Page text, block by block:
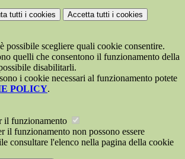
tutti i cookies Accetta tutti i cookies
possibile scegliere quali cookie consentire.
quelli che consentono il funzionamento della
disabilitarli.
i cookie necessari al funzionamento potete
POLICY.
il funzionamento
il funzionamento non possono essere
consultare l'elenco nella pagina della cookie